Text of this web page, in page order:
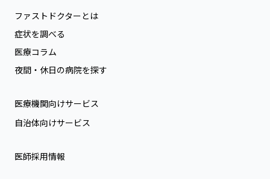
ファストドクターとは
症状を調べる
医療コラム
夜間・休日の病院を探す
医療機関向けサービス
自治体向けサービス
医師採用情報